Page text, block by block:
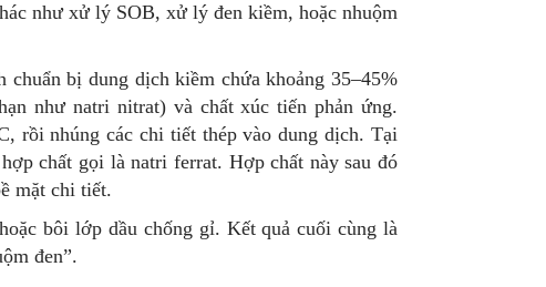
như xử lý SOB, xử lý đen kiềm, hoặc nhuộm
bị dung dịch kiềm chứa khoảng 35–45%
như natri nitrat) và chất xúc tiến phản ứng.
rồi nhúng các chi tiết thép vào dung dịch. Tại
chất gọi là natri ferrat. Hợp chất này sau đó
mặt chi tiết.
bôi lớp dầu chống gỉ. Kết quả cuối cùng là
đen”.